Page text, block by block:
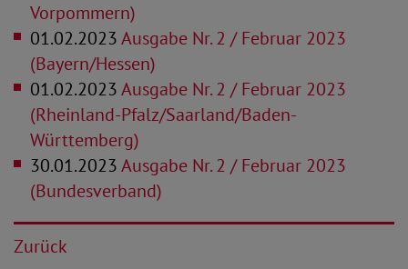
Vorpommern)
01.02.2023Ausgabe Nr. 2 / Februar 2023
(Bayern/Hessen)
01.02.2023Ausgabe Nr. 2 / Februar 2023
(Rheinland-Pfalz/Saarland/Baden-
Württemberg)
30.01.2023Ausgabe Nr. 2 / Februar 2023
(Bundesverband)
Zurück